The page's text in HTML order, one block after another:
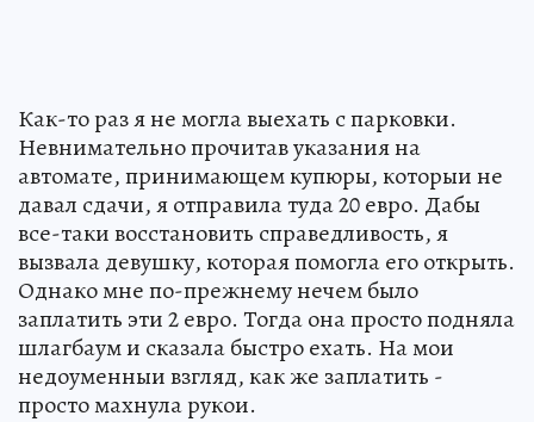
Как-то раз я не могла выехать с парковки.
Невнимательно прочитав указания на
автомате, принимающем купюры, которыи не
давал сдачи, я отправила туда 20 евро. Дабы
все-таки восстановить справедливость, я
вызвала девушку, которая помогла его открыть.
Однако мне по-прежнему нечем было
заплатить эти 2 евро. Тогда она просто подняла
шлагбаум и сказала быстро ехать. На мои
недоуменныи взгляд, как же заплатить -
просто махнула рукои.